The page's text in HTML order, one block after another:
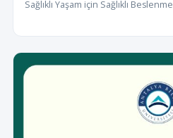
Sağlıklı Yaşam için Sağlıklı Beslenme